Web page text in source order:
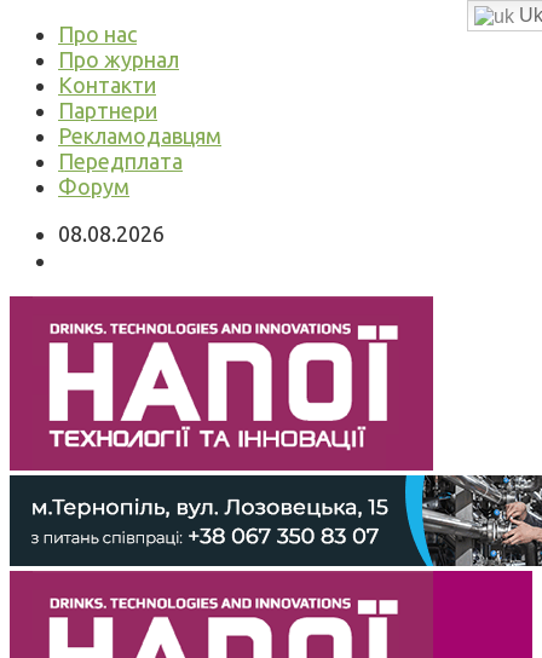
Про нас
Про журнал
Контакти
Партнери
Рекламодавцям
Передплата
Форум
08.08.2026